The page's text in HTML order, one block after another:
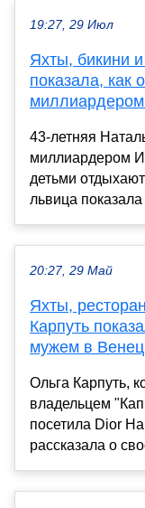
19:27, 29 Июл
Яхты, бикини
показала, как
43-летняя
миллиардером
детьми
львица показала
20:27, 29 Май
Яхты,
Карпуть
мужем в
Ольга Карпуть,
владельцем
посетила Dior
рассказала о